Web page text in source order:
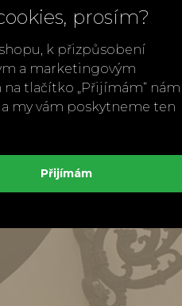
prosím?
k přizpůsobení
a marketingovým
tlačítko „Přijímám“ nám
my vám poskytneme ten
Přijímám